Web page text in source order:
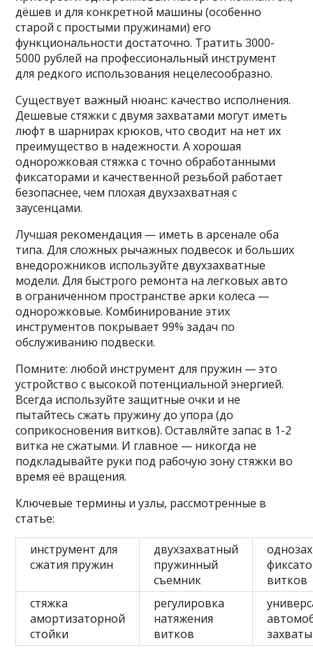
дёшев и для конкретной машины (особенно
старой с простыми пружинами) его
функциональности достаточно. Тратить 3000-
5000 рублей на профессиональный инструмент
для редкого использования нецелесообразно.
Существует важный нюанс: качество исполнения.
Дешевые стяжки с двумя захватами могут иметь
люфт в шарнирах крюков, что сводит на нет их
преимущество в надежности. А хорошая
однорожковая стяжка с точно обработанными
фиксаторами и качественной резьбой работает
безопаснее, чем плохая двухзахватная с
заусенцами.
Лучшая рекомендация — иметь в арсенале оба
типа. Для сложных рычажных подвесок и больших
внедорожников используйте двухзахватные
модели. Для быстрого ремонта на легковых авто
в ограниченном пространстве арки колеса —
однорожковые. Комбинирование этих
инструментов покрывает 99% задач по
обслуживанию подвески.
Помните: любой инструмент для пружин — это
устройство с высокой потенциальной энергией.
Всегда используйте защитные очки и не
пытайтесь сжать пружину до упора (до
соприкосновения витков). Оставляйте запас в 1-2
витка не сжатыми. И главное — никогда не
подкладывайте руки под рабочую зону стяжки во
время её вращения.
Ключевые термины и узлы, рассмотренные в
статье:
инструмент для
сжатия пружин
двухзахватный
пружинный
съемник
витков
стяжка
амортизаторной
стойки
регулировка
натяжения
витков
захваты